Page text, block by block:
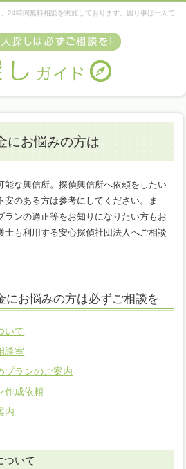
にお悩みの方は
能な興信所。探偵興信所へ依頼をしたい
安のある方は参考にしてください。ま
ランの適正等をお知りになりたい方もお
士も利用する安心探偵社団法人へご相談
にお悩みの方は必ずご相談を
いて
談室
プランのご案内
作成依頼
内
ついて
24時間無料相談を実施しております。困り事は一人で